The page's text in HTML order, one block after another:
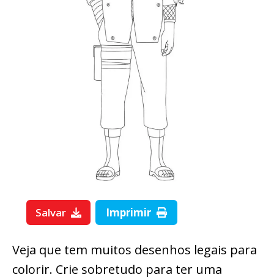
Salvar Imprimir
Veja que tem muitos desenhos legais para
colorir. Crie sobretudo para ter uma